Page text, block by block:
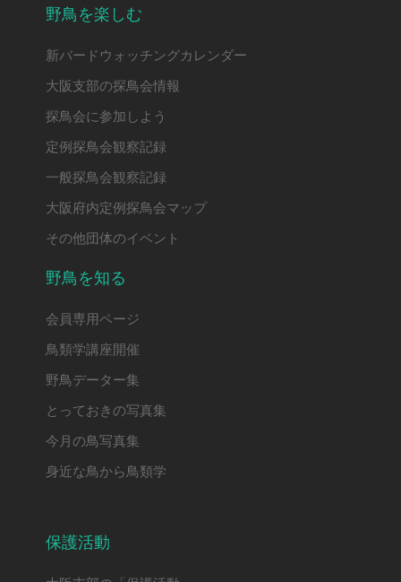
野鳥を楽しむ
新バードウォッチングカレンダー
大阪支部の探鳥会情報
探鳥会に参加しよう
定例探鳥会観察記録
一般探鳥会観察記録
大阪府内定例探鳥会マップ
その他団体のイベント
野鳥を知る
会員専用ページ
鳥類学講座開催
野鳥データー集
とっておきの写真集
今月の鳥写真集
身近な鳥から鳥類学
保護活動